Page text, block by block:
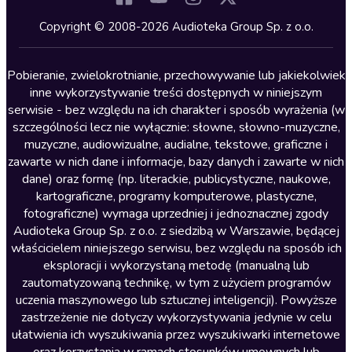
Kryminały
Lektury szkolne
Literatura anglojęzyczna
Literatura faktu
Literatura obyczajowa
Literatura piękna obca
Literatura piękna polska
Nagrania relaksacyjne
Nauka języków
Nauki humanistyczne
Podcasty i audycje
Polityka
Prasa
Copyright © 2008-2026 Audioteka Group Sp. z o.o.
Pobieranie, zwielokrotnianie, przechowywanie lub jakiekolwiek
inne wykorzystywanie treści dostępnych w niniejszym
serwisie - bez względu na ich charakter i sposób wyrażenia (w
szczególności lecz nie wyłącznie: słowne, słowno-muzyczne,
muzyczne, audiowizualne, audialne, tekstowe, graficzne i
zawarte w nich dane i informacje, bazy danych i zawarte w nich
dane) oraz formę (np. literackie, publicystyczne, naukowe,
kartograficzne, programy komputerowe, plastyczne,
fotograficzne) wymaga uprzedniej i jednoznacznej zgody
Audioteka Group Sp. z o.o. z siedzibą w Warszawie, będącej
właścicielem niniejszego serwisu, bez względu na sposób ich
eksploracji i wykorzystaną metodę (manualną lub
zautomatyzowaną technikę, w tym z użyciem programów
uczenia maszynowego lub sztucznej inteligencji). Powyższe
zastrzeżenie nie dotyczy wykorzystywania jedynie w celu
ułatwienia ich wyszukiwania przez wyszukiwarki internetowe